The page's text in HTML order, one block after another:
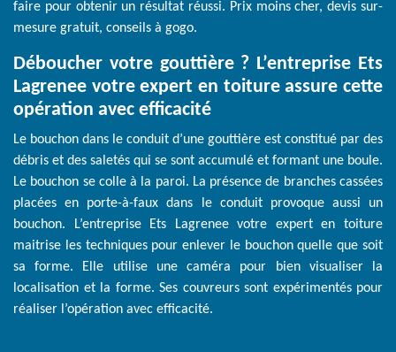
faire pour obtenir un résultat réussi. Prix moins cher, devis sur-
mesure gratuit, conseils à gogo.
Déboucher votre gouttière ? L’entreprise Ets
Lagrenee votre expert en toiture assure cette
opération avec efficacité
Le bouchon dans le conduit d’une gouttière est constitué par des
débris et des saletés qui se sont accumulé et formant une boule.
Le bouchon se colle à la paroi. La présence de branches cassées
placées en porte-à-faux dans le conduit provoque aussi un
bouchon. L’entreprise Ets Lagrenee votre expert en toiture
maitrise les techniques pour enlever le bouchon quelle que soit
sa forme. Elle utilise une caméra pour bien visualiser la
localisation et la forme. Ses couvreurs sont expérimentés pour
réaliser l’opération avec efficacité.